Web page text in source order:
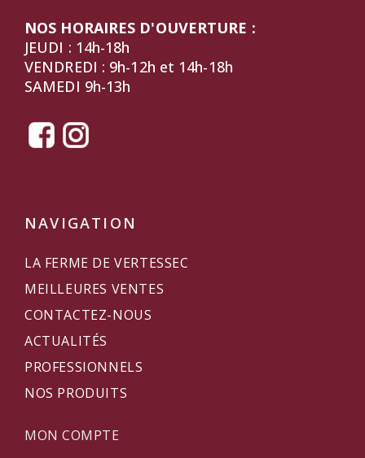
NOS HORAIRES D'OUVERTURE :
JEUDI : 14h-18h
VENDREDI : 9h-12h et 14h-18h
SAMEDI 9h-13h
NAVIGATION
LA FERME DE VERTESSEC
MEILLEURES VENTES
CONTACTEZ-NOUS
ACTUALITÉS
PROFESSIONNELS
NOS PRODUITS
MON COMPTE